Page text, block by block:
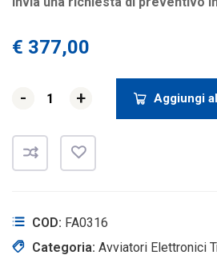
€ 377,00
- +
- + Aggiungi
COD: FA0316
Categoria: Avviatori Elettronici